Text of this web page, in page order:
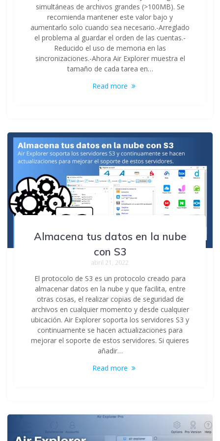
simultáneas de archivos grandes (>100MB). Se
recomienda mantener este valor bajo y
aumentarlo solo cuando sea necesario.-Arreglado
el problema al guardar el orden de las cuentas.-
Reducido el uso de memoria en las
sincronizaciones.-Ahora Air Explorer muestra el
tamaño de cada tarea en…
Read more
Almacena tus datos en la nube
con S3
abril 21, 2022
El protocolo de S3 es un protocolo creado para
almacenar datos en la nube y que facilita, entre
otras cosas, el realizar copias de seguridad de
archivos en cualquier momento y desde cualquier
ubicación. Air Explorer soporta los servidores S3 y
continuamente se hacen actualizaciones para
mejorar el soporte de estos servidores. Si quieres
añadir…
Read more